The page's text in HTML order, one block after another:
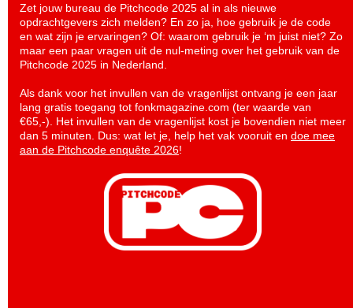
Zet jouw bureau de Pitchcode 2025 al in als nieuwe
opdrachtgevers zich melden? En zo ja, hoe gebruik je de code
en wat zijn je ervaringen? Of: waarom gebruik je ‘m juist niet? Zo
maar een paar vragen uit de nul-meting over het gebruik van de
Pitchcode 2025 in Nederland.
Als dank voor het invullen van de vragenlijst ontvang je een jaar
lang gratis toegang tot fonkmagazine.com (ter waarde van
€65,-). Het invullen van de vragenlijst kost je bovendien niet meer
dan 5 minuten. Dus: wat let je, help het vak vooruit en doe mee
aan de Pitchcode enquête 2026!